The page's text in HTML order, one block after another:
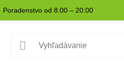
Poradenstvo od 8:00 – 20:00